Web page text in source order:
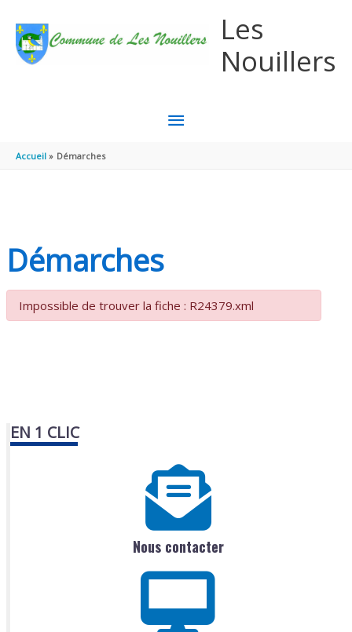
Les
Nouillers
MENU
Accueil Démarches
Démarches
Impossible de trouver la fiche : R24379.xml
EN 1 CLIC
Nous contacter